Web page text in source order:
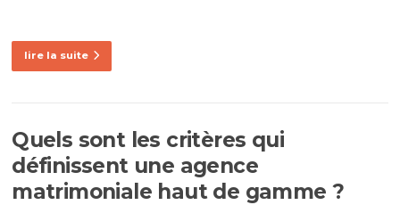
lire la suite
Quels sont les critères qui
définissent une agence
matrimoniale haut de gamme ?